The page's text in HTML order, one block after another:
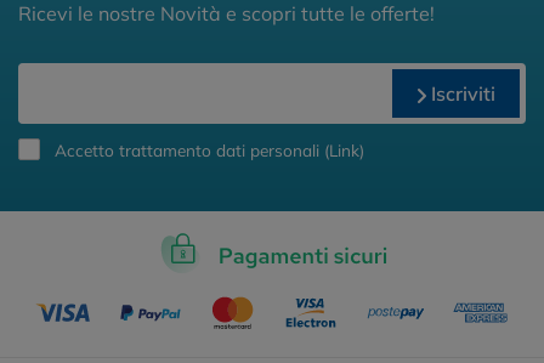
Ricevi le nostre Novità e scopri tutte le offerte!
Iscriviti
Accetto trattamento dati personali (Link)